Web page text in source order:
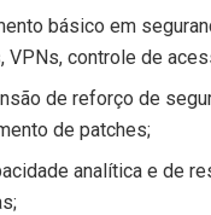
básico em
VPNs, controle de
de reforço de
de patches;
analítica e de